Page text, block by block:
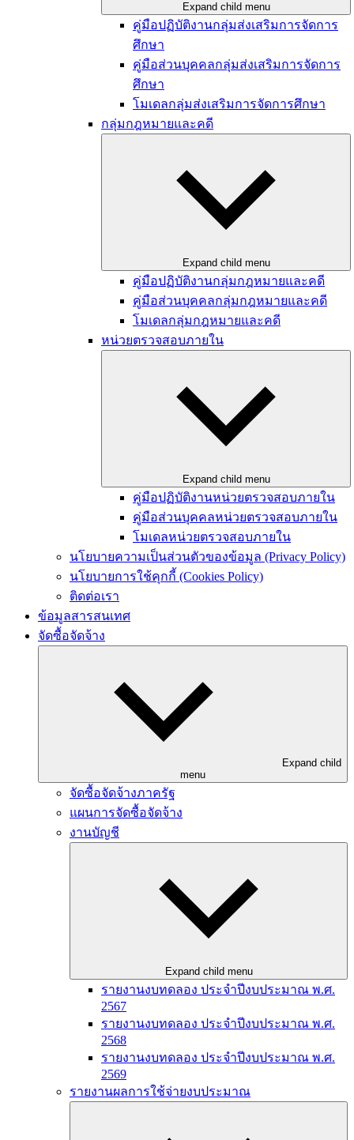
Expand child menu
คู่มือปฏิบัติงานกลุ่มส่งเสริมการจัดการ
ศึกษา
คู่มือส่วนบุคคลกลุ่มส่งเสริมการจัดการ
ศึกษา
โมเดลกลุ่มส่งเสริมการจัดการศึกษา
กลุ่มกฎหมายและคดี
Expand child menu
คู่มือปฏิบัติงานกลุ่มกฎหมายและคดี
คู่มือส่วนบุคคลกลุ่มกฎหมายและคดี
โมเดลกลุ่มกฎหมายและคดี
หน่วยตรวจสอบภายใน
Expand child menu
คู่มือปฏิบัติงานหน่วยตรวจสอบภายใน
คู่มือส่วนบุคคลหน่วยตรวจสอบภายใน
โมเดลหน่วยตรวจสอบภายใน
นโยบายความเป็นส่วนตัวของข้อมูล (Privacy Policy)
นโยบายการใช้คุกกี้ (Cookies Policy)
ติดต่อเรา
ข้อมูลสารสนเทศ
จัดซื้อจัดจ้าง
Expand child
menu
จัดซื้อจัดจ้างภาครัฐ
แผนการจัดซื้อจัดจ้าง
งานบัญชี
Expand child menu
รายงานงบทดลอง ประจำปีงบประมาณ พ.ศ.
2567
รายงานงบทดลอง ประจำปีงบประมาณ พ.ศ.
2568
รายงานงบทดลอง ประจำปีงบประมาณ พ.ศ.
2569
รายงานผลการใช้จ่ายงบประมาณ